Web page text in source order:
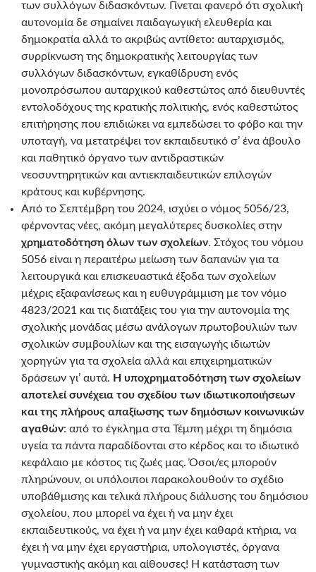
των συλλόγων διδασκόντων. Γίνεται φανερό ότι σχολική
αυτονομία δε σημαίνει παιδαγωγική ελευθερία και
δημοκρατία αλλά το ακριβώς αντίθετο: αυταρχισμός,
συρρίκνωση της δημοκρατικής λειτουργίας των
συλλόγων διδασκόντων, εγκαθίδρυση ενός
μονοπρόσωπου αυταρχικού καθεστώτος από διευθυντές
εντολοδόχους της κρατικής πολιτικής, ενός καθεστώτος
επιτήρησης που επιδιώκει να εμπεδώσει το φόβο και την
υποταγή, να μετατρέψει τον εκπαιδευτικό σ’ ένα άβουλο
και παθητικό όργανο των αντιδραστικών
νεοσυντηρητικών και αντιεκπαιδευτικών επιλογών
κράτους και κυβέρνησης.
Από το Σεπτέμβρη του 2024, ισχύει ο νόμος 5056/23,
φέρνοντας νέες, ακόμη μεγαλύτερες δυσκολίες στην
χρηματοδότηση όλων των σχολείων. Στόχος του νόμου
5056 είναι η περαιτέρω μείωση των δαπανών για τα
λειτουργικά και επισκευαστικά έξοδα των σχολείων
μέχρις εξαφανίσεως και η ευθυγράμμιση με τον νόμο
4823/2021 και τις διατάξεις του για την αυτονομία της
σχολικής μονάδας μέσω ανάλογων πρωτοβουλιών των
σχολικών συμβουλίων και της εισαγωγής ιδιωτών
χορηγών για τα σχολεία αλλά και επιχειρηματικών
δράσεων γι’ αυτά. Η υποχρηματοδότηση των σχολείων
αποτελεί συνέχεια του σχεδίου των ιδιωτικοποιήσεων
και της πλήρους απαξίωσης των δημόσιων κοινωνικών
αγαθών: από το έγκλημα στα Τέμπη μέχρι τη δημόσια
υγεία τα πάντα παραδίδονται στο κέρδος και το ιδιωτικό
κεφάλαιο με κόστος τις ζωές μας. Όσοι/ες μπορούν
πληρώνουν, οι υπόλοιποι παρακολουθούν το σχέδιο
υποβάθμισης και τελικά πλήρους διάλυσης του δημόσιου
σχολείου, που μπορεί να έχει ή να μην έχει
εκπαιδευτικούς, να έχει ή να μην έχει καθαρά κτήρια, να
έχει ή να μην έχει εργαστήρια, υπολογιστές, όργανα
γυμναστικής ακόμη και αίθουσες! Η κατάσταση των